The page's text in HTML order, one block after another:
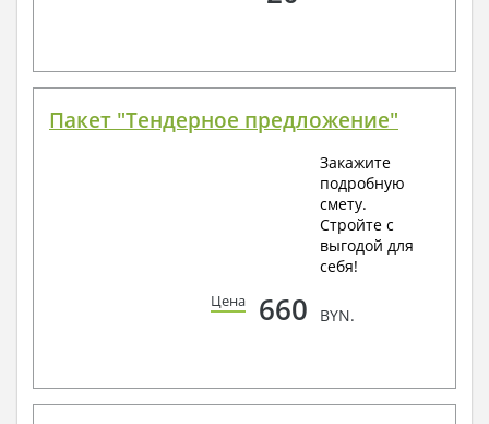
Пакет "Тендерное предложение"
Закажите
подробную
смету.
Стройте с
выгодой для
себя!
Цена 660 BYN.